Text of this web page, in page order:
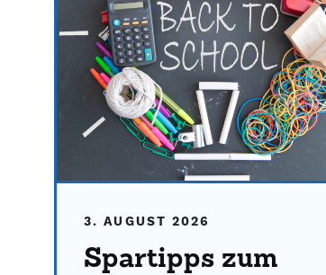
3. AUGUST 2026
Spartipps zum